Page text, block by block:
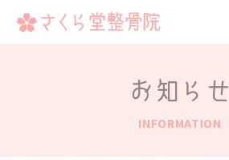
診療メニュー
お知らせ
INFORMATION